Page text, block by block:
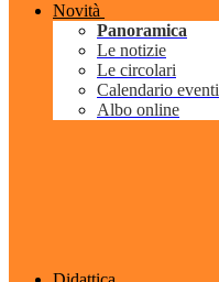
Novità
Panoramica
Le notizie
Le circolari
Calendario eventi
Albo online